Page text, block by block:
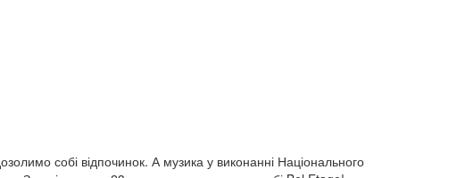
собі відпочинок. А музика у виконанні Національного